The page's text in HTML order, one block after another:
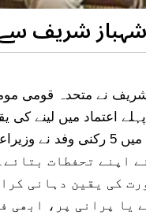
شہباز شریف
نے متحدہ قومی
اعتماد میں لینے کی
اپنے تحفطات
کی یقین دہانی
یا پرانی پر، ابھی